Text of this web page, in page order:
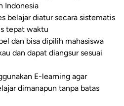
Indonesia
belajar diatur secara sistematis
tepat waktu
dan bisa dipilih mahasiswa
dan dapat diangsur sesuai
E-learning agar
dimanapun tanpa batas